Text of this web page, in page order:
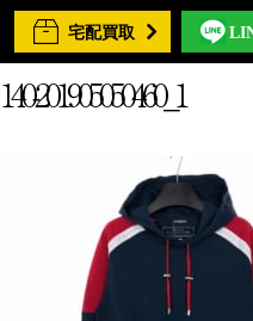
宅配買取
140-201905050460_1